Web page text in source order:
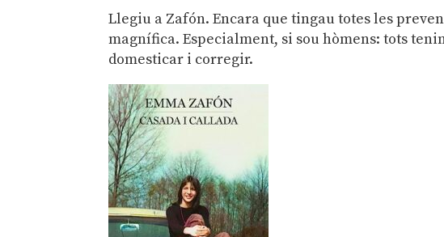
Llegiu a Zafón. Encara que tingau totes les
magnífica. Especialment, si sou hòmens: tots
domesticar i corregir.